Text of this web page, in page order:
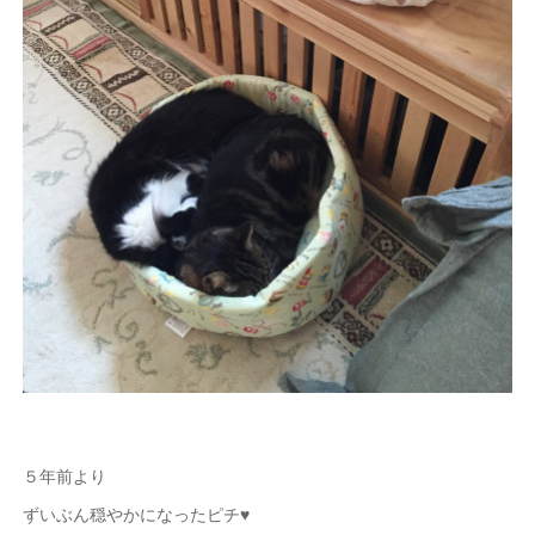
５年前より
ずいぶん穏やかになったピチ♥